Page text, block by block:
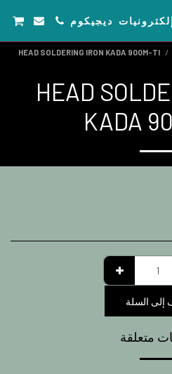
ديجيكوم
HEAD SOLDERING IRON KADA 900M-TI
HEAD
KADA
السلة
متعلقة